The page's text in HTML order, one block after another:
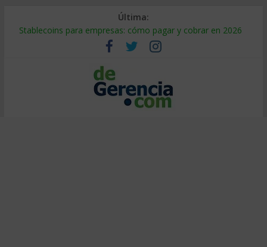
Última:
Stablecoins para empresas: cómo pagar y cobrar en 2026
Despido silencioso: qué es y por qué sale tan caro
IA en selección de personal: cómo auditarla a tiempo
Trabajo forzoso en la cadena de suministro: qué hacer
Mercado hispano de EE. UU.: cómo segmentarlo y venderle